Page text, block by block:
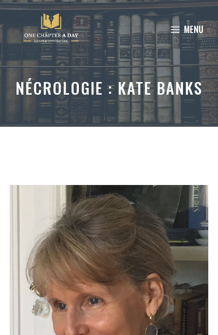
Aller
contenu
MENU
NÉCROLOGIE : KATE BANKS